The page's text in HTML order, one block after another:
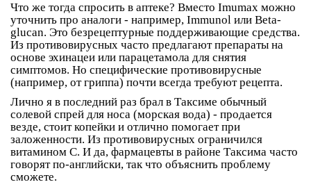
Что же тогда спросить в аптеке? Вместо Imumax можно
уточнить про аналоги - например, Immunol или Beta-
glucan. Это безрецептурные поддерживающие средства.
Из противовирусных часто предлагают препараты на
основе эхинацеи или парацетамола для снятия
симптомов. Но специфические противовирусные
(например, от гриппа) почти всегда требуют рецепта.
Лично я в последний раз брал в Таксиме обычный
солевой спрей для носа (морская вода) - продается
везде, стоит копейки и отлично помогает при
заложенности. Из противовирусных ограничился
витамином C. И да, фармацевты в районе Таксима часто
говорят по-английски, так что объяснить проблему
сможете.